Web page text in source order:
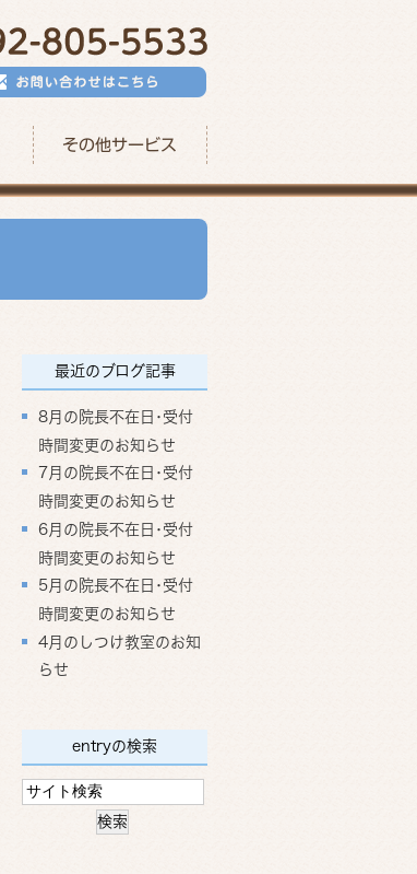
その他サービス
最近のブログ記事
8月の院長不在日･受付
時間変更のお知らせ
7月の院長不在日･受付
時間変更のお知らせ
6月の院長不在日･受付
時間変更のお知らせ
5月の院長不在日･受付
時間変更のお知らせ
4月のしつけ教室のお知
らせ
entryの検索